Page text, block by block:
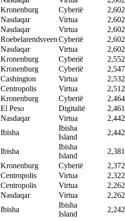
Kronenburg Cyberië
Nasdaqar Virtua
Nasdaqar Virtua
RoebelarendsveenCyberië
Nasdaqar Virtua
Kronenburg Cyberië
Kronenburg Cyberië
Cashington Virtua
Centropolis Virtua
Kronenburg Cyberië
El Peso Digitalië
Nasdaqar Virtua
Ibisha
Ibisha
Island
Ibisha
Ibisha
Island
Kronenburg Cyberië
Centropolis Virtua
Centropolis Virtua
Nasdaqar Virtua
Ibisha
Ibisha
Island